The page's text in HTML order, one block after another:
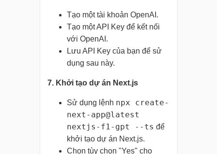
Tạo một tài khoản OpenAI.
Tạo một API Key để kết nối
với OpenAI.
Lưu API Key của bạn để sử
dụng sau này.
7. Khởi tạo dự án Next.js
Sử dụng lệnh npx create-
next-app@latest
nextjs-f1-gpt --ts để
khởi tạo dự án Next.js.
Chọn tùy chọn "Yes" cho